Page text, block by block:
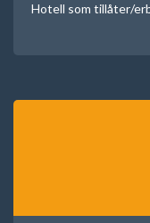
Hotell som tillåter/